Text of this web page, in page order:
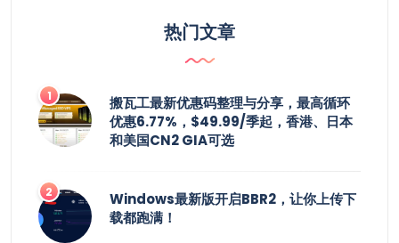
热门文章
搬瓦工最新优惠码整理与分享，最高循环
优惠6.77%，$49.99/季起，香港、日本
和美国CN2 GIA可选
Windows最新版开启BBR2，让你上传下
载都跑满！